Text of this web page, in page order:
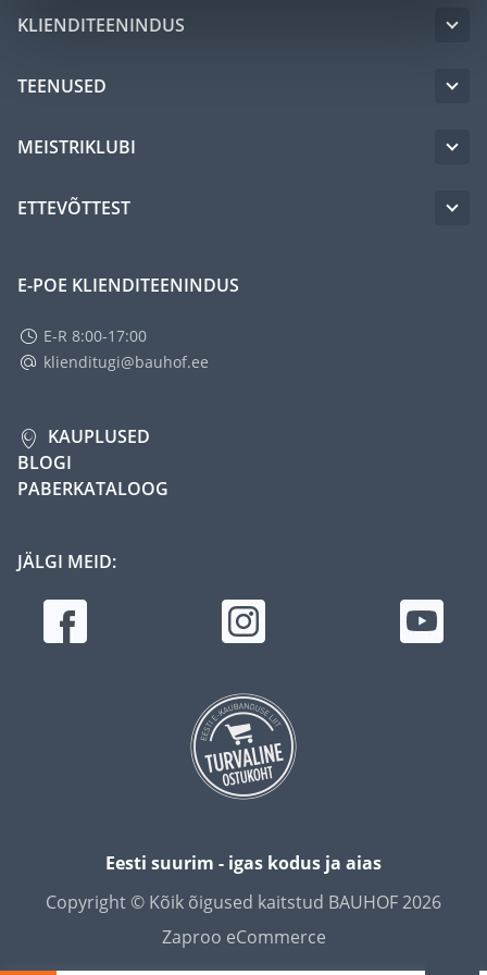
KLIENDITEENINDUS
TEENUSED
MEISTRIKLUBI
ETTEVÕTTEST
E-POE KLIENDITEENINDUS
E-R 8:00-17:00
klienditugi@bauhof.ee
KAUPLUSED
BLOGI
PABERKATALOOG
JÄLGI MEID:
Eesti suurim - igas kodus ja aias
Copyright © Kõik õigused kaitstud BAUHOF 2026
Zaproo eCommerce